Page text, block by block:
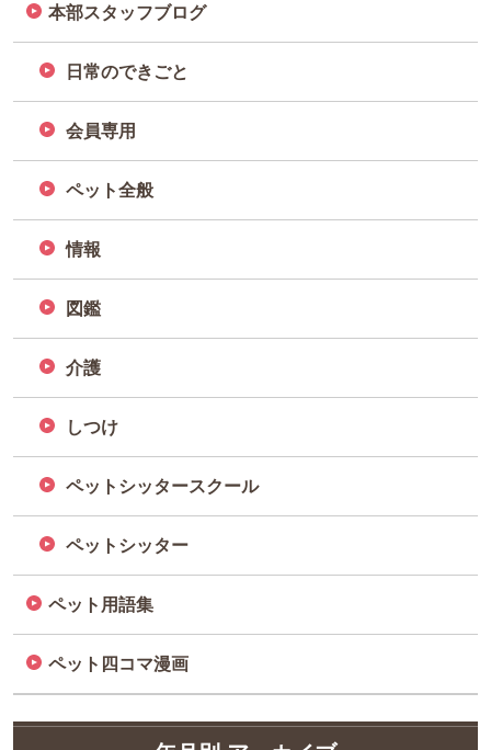
本部スタッフブログ
日常のできごと
会員専用
ペット全般
情報
図鑑
介護
しつけ
ペットシッタースクール
ペットシッター
ペット用語集
ペット四コマ漫画